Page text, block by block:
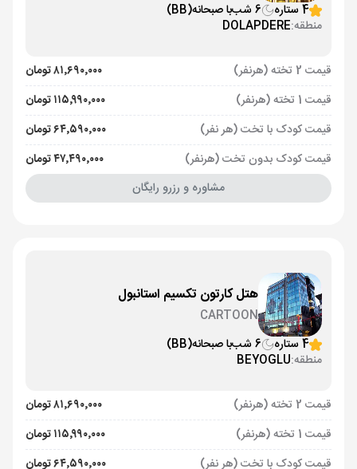
4 ستاره
6 شب با صبحانه(BB)
منطقه:DOLAPDERE
قیمت 2 تخته (هرنفر)
۸۱٬۶۹۰٬۰۰۰ تومان
قیمت 1 تخته (هرنفر)
۱۱۵٬۹۹۰٬۰۰۰ تومان
قیمت کودک با تخت (هر نفر)
۶۴٬۵۹۰٬۰۰۰ تومان
قیمت کودک بدون تخت (هرنفر)
۴۷٬۴۹۰٬۰۰۰ تومان
مشاوره و رزرو رایگان
هتل کارتون تکسیم استانبول
CARTOON
4 ستاره
6 شب با صبحانه(BB)
منطقه:BEYOGLU
قیمت 2 تخته (هرنفر)
۸۱٬۶۹۰٬۰۰۰ تومان
قیمت 1 تخته (هرنفر)
۱۱۵٬۹۹۰٬۰۰۰ تومان
قیمت کودک با تخت (هر نفر)
۶۴٬۵۹۰٬۰۰۰ تومان